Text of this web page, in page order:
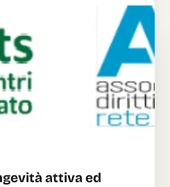
attiva ed